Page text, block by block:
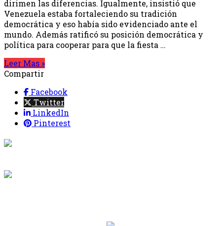
dirimen las diferencias. Igualmente, insistió que
Venezuela estaba fortaleciendo su tradición
democrática y eso había sido evidenciado ante el
mundo. Además ratificó su posición democrática y
política para cooperar para que la fiesta …
Leer Mas »
Compartir
Facebook
Twitter
LinkedIn
Pinterest